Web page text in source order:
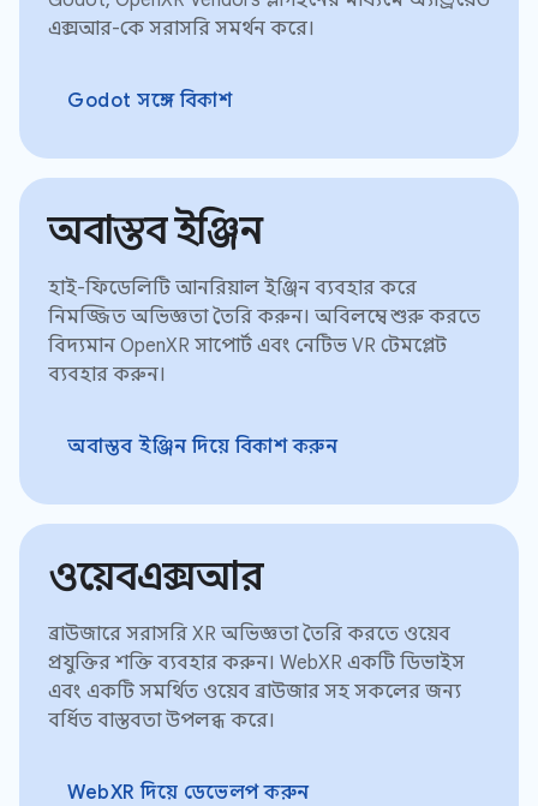
এক্সআর-কে সরাসরি সমর্থন করে।
Godot সঙ্গে বিকাশ
অবাস্তব ইঞ্জিন
হাই-ফিডেলিটি আনরিয়াল ইঞ্জিন ব্যবহার করে
নিমজ্জিত অভিজ্ঞতা তৈরি করুন। অবিলম্বে শুরু করতে
বিদ্যমান OpenXR সাপোর্ট এবং নেটিভ VR টেমপ্লেট
ব্যবহার করুন।
অবাস্তব ইঞ্জিন দিয়ে বিকাশ করুন
ওয়েবএক্সআর
ব্রাউজারে সরাসরি XR অভিজ্ঞতা তৈরি করতে ওয়েব
প্রযুক্তির শক্তি ব্যবহার করুন। WebXR একটি ডিভাইস
এবং একটি সমর্থিত ওয়েব ব্রাউজার সহ সকলের জন্য
বর্ধিত বাস্তবতা উপলব্ধ করে।
WebXR দিয়ে ডেভেলপ করুন